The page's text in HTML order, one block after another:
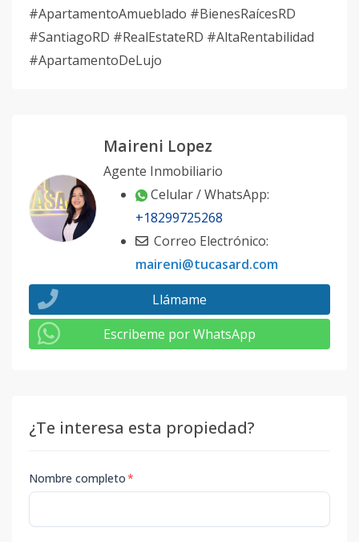
#ApartamentoAmueblado #BienesRaícesRD
#SantiagoRD #RealEstateRD #AltaRentabilidad
#ApartamentoDeLujo
Maireni Lopez
Agente Inmobiliario
Celular / WhatsApp:
+18299725268
Correo Electrónico:
maireni@tucasard.com
Llámame
Escribeme por WhatsApp
¿Te interesa esta propiedad?
Nombre completo*